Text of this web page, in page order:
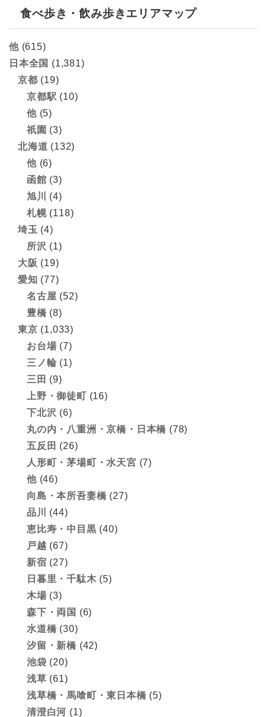
食べ歩き・飲み歩きエリアマップ
他(615)
日本全国 (1,381)
京都 (19)
京都駅 (10)
他(5)
祇園 (3)
北海道 (132)
他(6)
函館 (3)
旭川
(4)
札幌(118)
埼玉 (4)
所沢 (1)
大阪 (19)
愛知 (77)
名古屋 (52)
豊橋 (8)
東京 (1,033)
お台場 (7)
三ノ輪 (1)
三田 (9)
上野・御徒町 (16)
下北沢 (6)
丸の内・八重洲・京橋・日本橋 (78)
五反田 (26)
人形町・茅場町・水天宮 (7)
他(46)
向島・本所吾妻橋 (27)
品川
(44)
恵比寿・中目黒 (40)
戸越 (67)
新宿 (27)
日暮里・千駄木 (5)
木場 (3)
森下・両国 (6)
水道橋 (30)
汐留・新橋 (42)
池袋 (20)
浅草 (61)
浅草橋・馬喰町・東日本橋 (5)
清澄白河 (1)